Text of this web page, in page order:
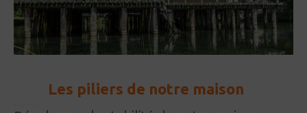
Les piliers de notre maison